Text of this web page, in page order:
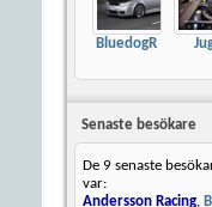
BluedogR
Senaste besökare
De 9 senaste
var:
Andersson Racing,